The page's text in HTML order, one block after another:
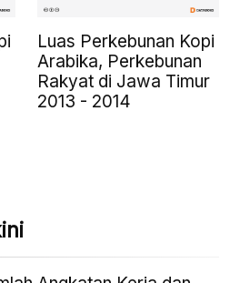
Luas Perkebunan Kopi
Arabika, Perkebunan
Rakyat di Jawa Timur
2013 - 2014